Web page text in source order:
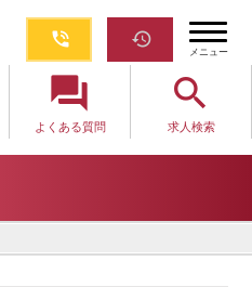
phone_in_talk restore
メニュー
question_answer
よくある質問
search
求人検索